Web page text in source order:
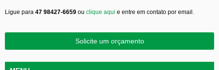
Ligue para 47 98427-6659 ou clique aqui e entre em contato por email.
Solicite um orçamento